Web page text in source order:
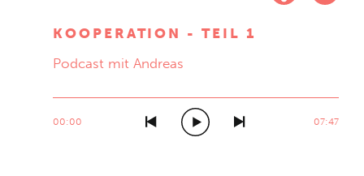
KOOPERATION - TEIL 1
Podcast mit Andreas
00:00 07:47